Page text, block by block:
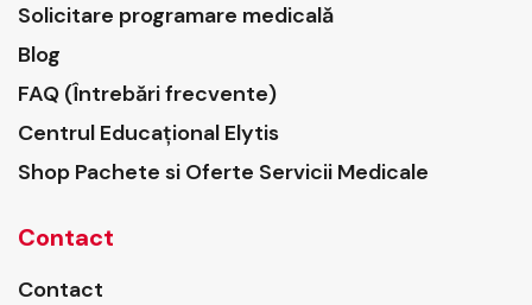
Solicitare programare medicală
Blog
FAQ (Întrebări frecvente)
Centrul Educațional Elytis
Shop Pachete si Oferte Servicii Medicale
Contact
Contact